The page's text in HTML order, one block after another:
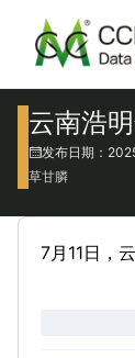
云南浩
发布日期：
草甘膦
7月11日，